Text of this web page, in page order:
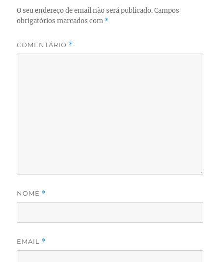
O seu endereço de email não será publicado. Campos
obrigatórios marcados com *
COMENTÁRIO *
NOME *
EMAIL *